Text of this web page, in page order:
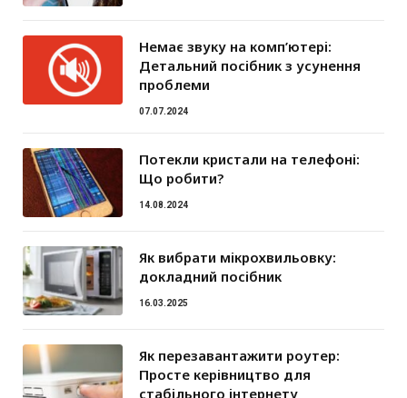
Немає звуку на комп’ютері:
Детальний посібник з усунення
проблеми
07.07.2024
Потекли кристали на телефоні:
Що робити?
14.08.2024
Як вибрати мікрохвильовку:
докладний посібник
16.03.2025
Як перезавантажити роутер:
Просте керівництво для
стабільного інтернету